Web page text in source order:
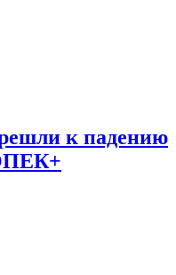
к падению